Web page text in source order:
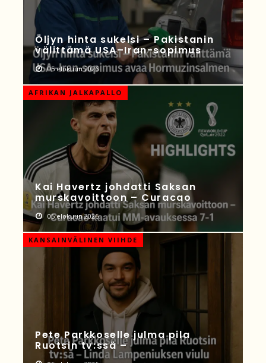
Öljyn hinta sukelsi – Pakistanin
välittämä USA–Iran-sopimus
05 elokuun 2026
AFRIKAN JALKAPALLO
Kai Havertz johdatti Saksan
murskavoittoon – Curacao
05 elokuun 2026
KANSAINVÄLINEN VIIHDE
Pete Parkkoselle julma pila
Ruotsin tv:ssä –